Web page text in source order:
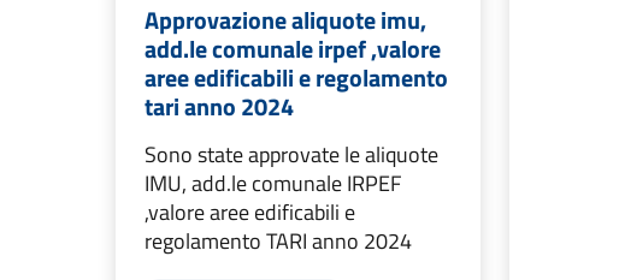
Approvazione aliquote imu,
add.le comunale irpef ,valore
aree edificabili e regolamento
tari anno 2024
Sono state approvate le aliquote
IMU, add.le comunale IRPEF
,valore aree edificabili e
regolamento TARI anno 2024